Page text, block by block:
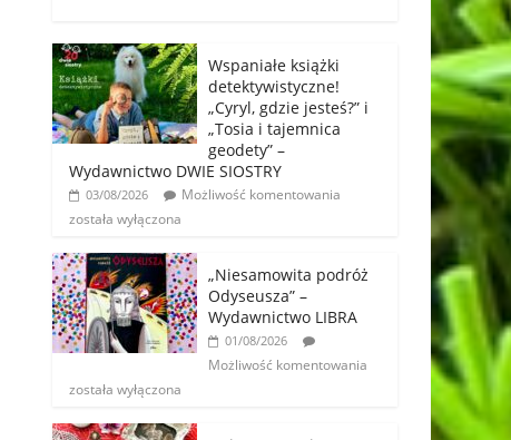
Wspaniałe książki
detektywistyczne!
„Cyryl, gdzie jesteś?” i
„Tosia i tajemnica
geodety” –
Wydawnictwo DWIE SIOSTRY
03/08/2026
Możliwość komentowania
została wyłączona
„Niesamowita podróż
Odyseusza” –
Wydawnictwo LIBRA
01/08/2026
Możliwość komentowania
została wyłączona